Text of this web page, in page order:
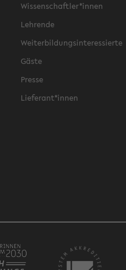
Wissenschaftler*innen
Lehrende
Weiterbildungsinteressierte
Gäste
Presse
Lieferant*innen